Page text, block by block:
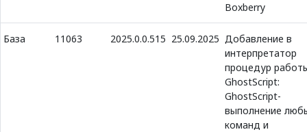
Boxberry
База 11063 2025.0.0.515 25.09.2025 Добавление в
интерпретатор
процедур
GhostScript:
GhostScript-
выполнение
команд и